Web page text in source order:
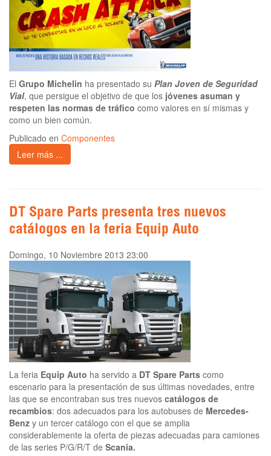
El Grupo Michelin ha presentado su Plan Joven de Seguridad
Vial, que persigue el objetivo de que los jóvenes asuman y
respeten las normas de tráfico como valores en sí mismas y
como un bien común.
Publicado en Componentes
Leer más ...
DT Spare Parts presenta tres nuevos
catálogos en la feria Equip Auto
Domingo, 10 Noviembre 2013 23:00
La feria Equip Auto ha servido a DT Spare Parts como
escenario para la presentación de sus últimas novedades, entre
las que se encontraban sus tres nuevos catálogos de
recambios: dos adecuados para los autobuses de Mercedes-
Benz y un tercer catálogo con el que se amplia
considerablemente la oferta de piezas adecuadas para camiones
de las series P/G/R/T de Scania.